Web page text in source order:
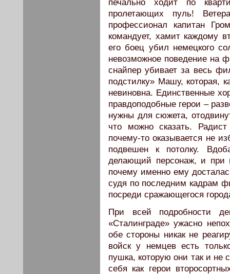
печально ходит по
пролетающих пуль!
профессионал капитан
командует, хамит каждому
его боец убил немецкого
невозможное поведение на
снайпер убивает за весь
подстилку» Машу, которая,
невиновна. Единственные
правдоподобные герои –
нужны для сюжета,
что можно сказать.
почему-то оказывается не
подвешен к потолку.
делающий персонаж, и при
почему именно ему
судя по последним кадрам
посреди сражающегося
При всей подробности
«Сталинграде» ужасно
обе стороны никак не
войск у немцев есть
пушка, которую они так и не
себя как герои